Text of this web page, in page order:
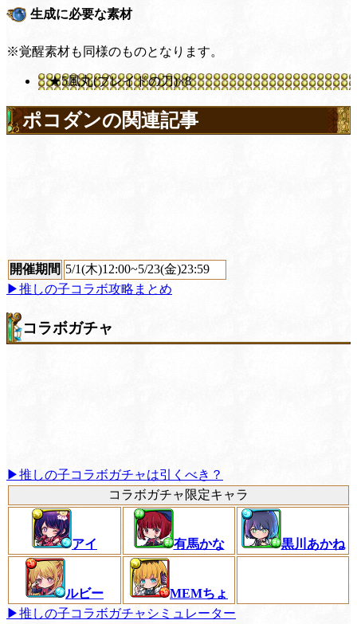
生成に必要な素材
※覚醒素材も同様のものとなります。
★5風丸(ブレイドの刀)×8
ポコダンの関連記事
開催期間 5/1(木)12:00~5/23(金)23:59
▶推しの子コラボ攻略まとめ
コラボガチャ
▶推しの子コラボガチャは引くべき？
コラボガチャ限定キャラ
アイ 有馬かな 黒川あかね
ルビー
MEMちょ
▶推しの子コラボガチャシミュレーター